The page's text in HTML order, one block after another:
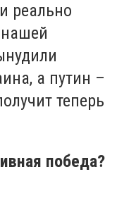
реально
а путин –
теперь
победа?